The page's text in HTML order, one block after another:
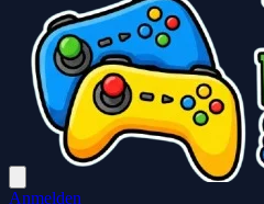
Anmelden